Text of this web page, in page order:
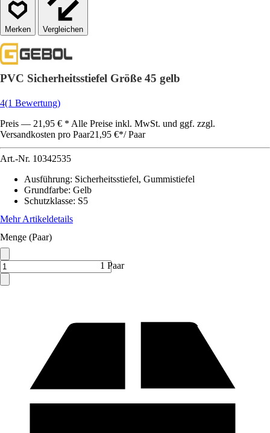
Vergleichen
PVC Sicherheitsstiefel Größe 45 gelb
4(1 Bewertung)
Preis — 21,95 € * Alle Preise inkl. MwSt. und ggf. zzgl.
Versandkosten pro Paar21,95 €*/ Paar
Art.-Nr. 10342535
Ausführung: Sicherheitsstiefel, Gummistiefel
Grundfarbe: Gelb
Schutzklasse: S5
Mehr Artikeldetails
Menge (Paar)
1 Paar